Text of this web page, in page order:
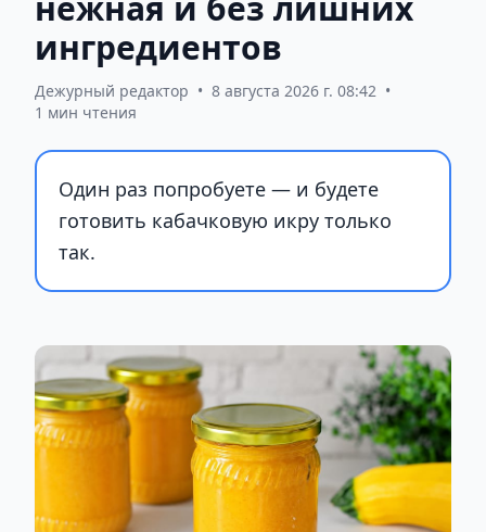
ингредиентов
Дежурный редактор • 8 августа 2026 г. 08:42 •
1 мин чтения
Один раз попробуете — и будете
готовить кабачковую икру только
так.